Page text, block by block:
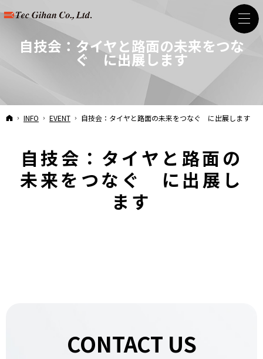
自技会：タイヤと路面の未来をつな
ぐ に出展します
HOME
INFO EVENT 自技会：タイヤと路面の未来をつなぐ に出展します
自技会：タイヤと路面の
未来をつなぐ に出展し
ます
CONTACT US